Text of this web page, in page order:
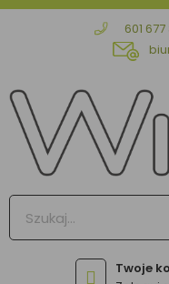
601